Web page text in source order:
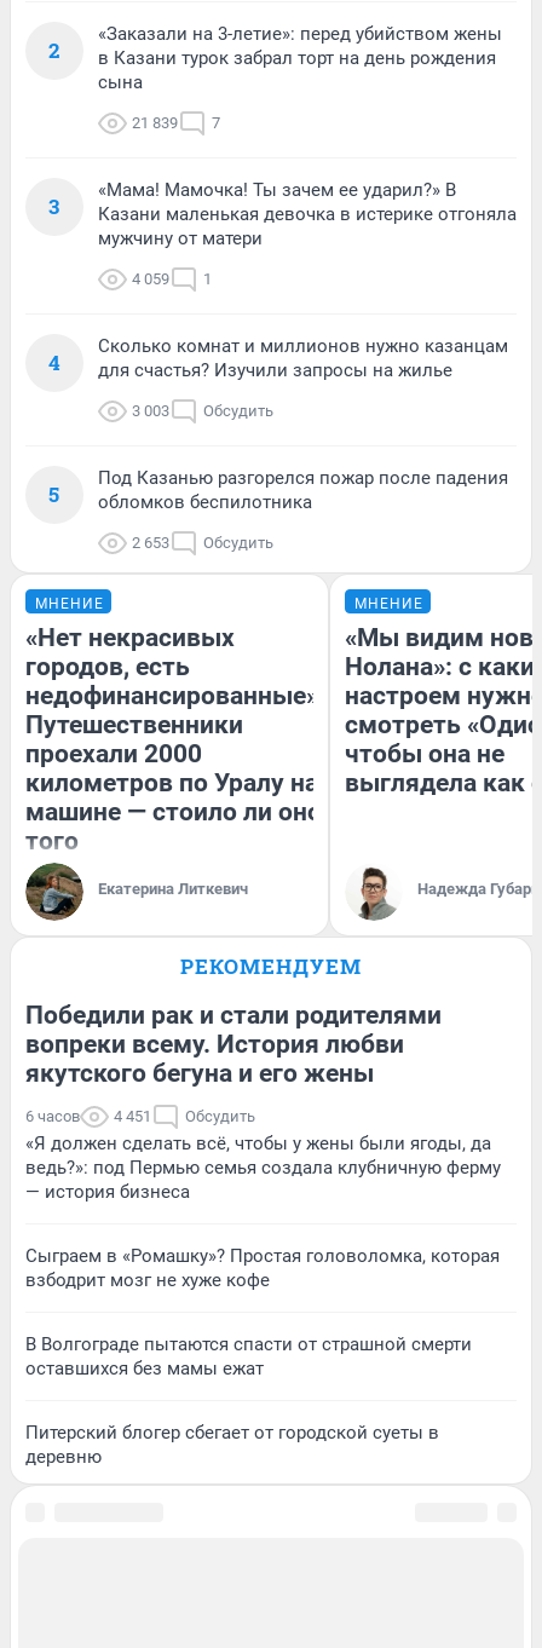
2
«Заказали на 3-летие»: перед убийством жены
в Казани турок забрал торт на день рождения
сына
21 839 7
3
«Мама! Мамочка! Ты зачем ее ударил?» В
Казани маленькая девочка в истерике отгоняла
мужчину от матери
4 059 1
4
Сколько комнат и миллионов нужно казанцам
для счастья? Изучили запросы на жилье
3 003 Обсудить
5
Под Казанью разгорелся пожар после падения
обломков беспилотника
2 653 Обсудить
МНЕНИЕ
«Нет некрасивых
городов, есть
недофинансированные».
Путешественники
проехали 2000
километров по Уралу на
машине — стоило ли оно
того
Екатерина Литкевич
МНЕНИЕ
«Мы видим
Нолана»: с
настроем
смотреть
чтобы она не
выглядела как
Надежда Губарь
РЕКОМЕНДУЕМ
Победили рак и стали родителями
вопреки всему. История любви
якутского бегуна и его жены
6 часов 4 451 Обсудить
«Я должен сделать всё, чтобы у жены были ягоды, да
ведь?»: под Пермью семья создала клубничную ферму
— история бизнеса
Сыграем в «Ромашку»? Простая головоломка, которая
взбодрит мозг не хуже кофе
В Волгограде пытаются спасти от страшной смерти
оставшихся без мамы ежат
Питерский блогер сбегает от городской суеты в
деревню